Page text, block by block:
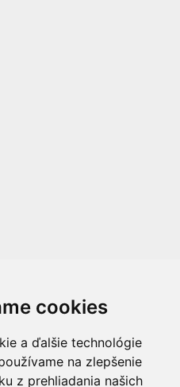
cookies
a ďalšie technológie
na zlepšenie
z prehliadania našich